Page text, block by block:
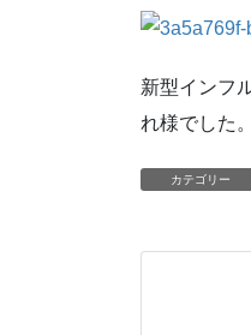
新型インフ
れ様でした。
カテゴリー